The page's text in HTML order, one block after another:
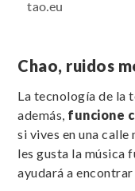
tao.eu
Chao, ruidos
La tecnología de la
además, funcione
si vives en una
les gusta la música
ayudará a